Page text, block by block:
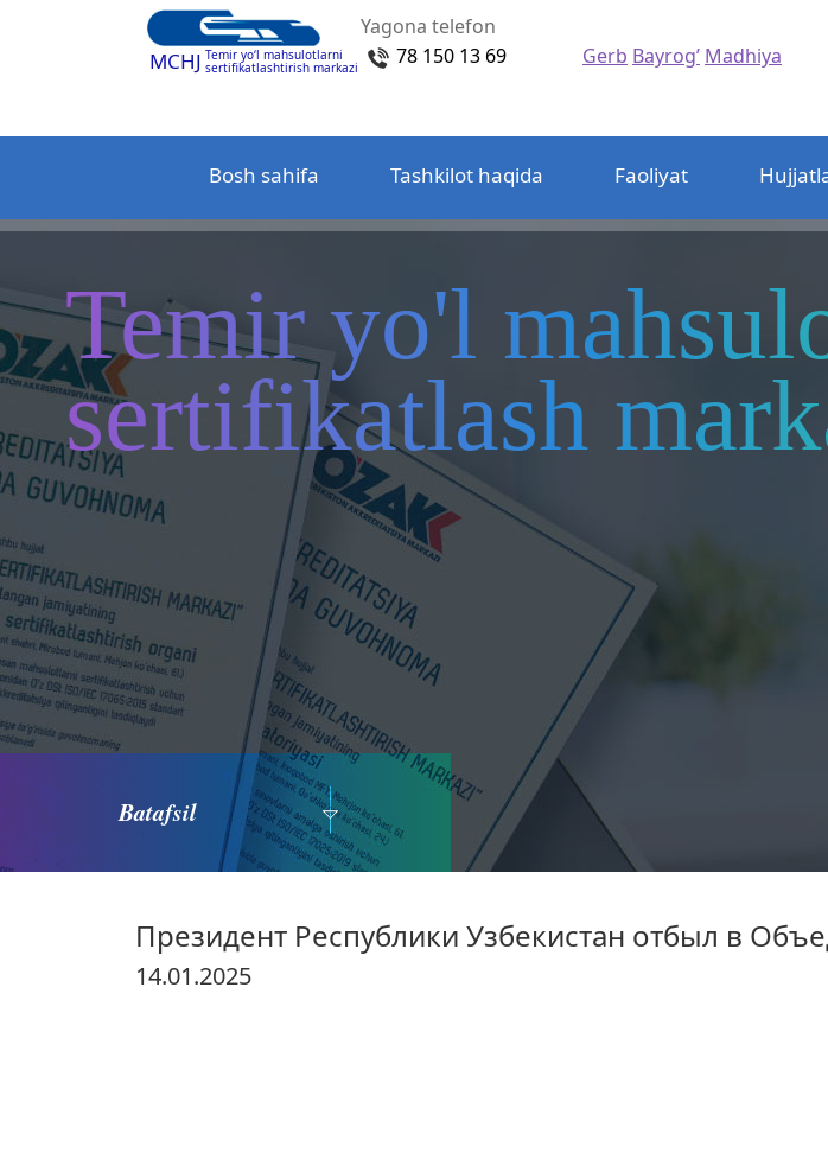
MCHJ Temir yo‘l mahsulotlarni
sertifikatlashtirish markazi
Yagona telefon
78 150 13 69
Gerb Bayrog’ Madhiya
Bosh sahifa Tashkilot haqida Faoliyat
Temir yo'l
sertifikatlash
Batafsil
Президент Республики Узбекистан отбыл в
14.01.2025